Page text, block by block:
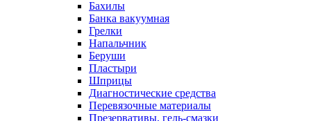
Бахилы
Банка вакуумная
Грелки
Напальчник
Беруши
Пластыри
Шприцы
Диагностические средства
Перевязочные материалы
Презервативы, гель-смазки